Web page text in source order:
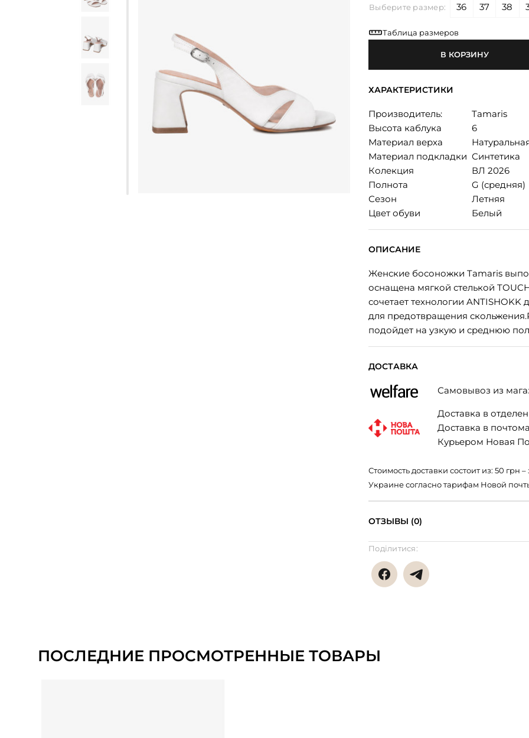
Выберите размер: 36 37 38
Таблица размеров
В КОРЗИНУ
ХАРАКТЕРИСТИКИ
Производитель:
Tamaris
Высота каблука
6
Материал верха
Материал подкладки Синтетика
Колекция
ВЛ 2026
Полнота
G (средняя)
Сезон
Летняя
Цвет обуви
Белый
ОПИСАНИЕ
Женские босоножки Tamaris
оснащена мягкой стелькой
сочетает технологии
для предотвращения
подойдет на узкую и среднюю
ДОСТАВКА
Самовывоз из
Доставка в
Доставка в
Курьером Новая
Стоимость доставки состоит из: 50
Украине согласно тарифам Новой
ОТЗЫВЫ (0)
Поділитися:
ПОСЛЕДНИЕ ПРОСМОТРЕННЫЕ ТОВАРЫ